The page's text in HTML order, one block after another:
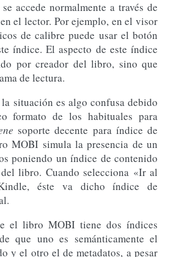
accede normalmente a través de
el lector. Por ejemplo, en el visor
de calibre puede usar el botón
índice. El aspecto de este índice
por creador del libro, sino que
de lectura.
situación es algo confusa debido
formato de los habituales para
soporte decente para índice de
MOBI simula la presencia de un
poniendo un índice de contenido
libro. Cuando selecciona «Ir al
éste va dicho índice de
el libro MOBI tiene dos índices
que uno es semánticamente el
y el otro el de metadatos, a pesar